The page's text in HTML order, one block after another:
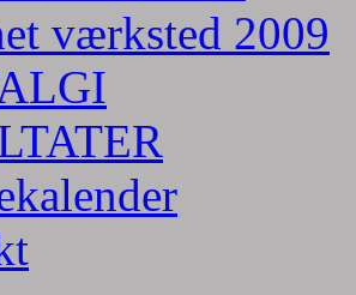
værksted 2009